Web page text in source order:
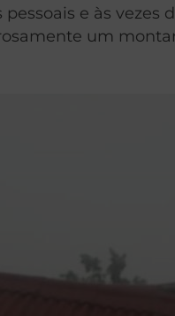
e às
um